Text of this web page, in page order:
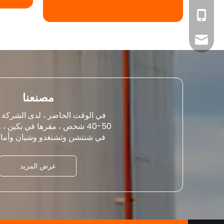
مصنعنا
في الوقت الحاضر ، لدى
40-50 شخص ، مقرها في بكين ، ولها مكاتب
في شنتشن وتشنغدو وشيان
عرض المزيد
+86-